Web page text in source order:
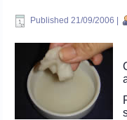
Published 21/09/2006